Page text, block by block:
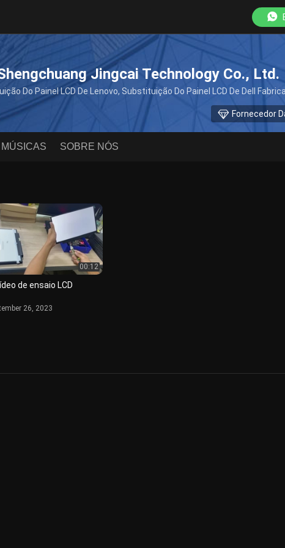
Jingcai Technology Co., Ltd.
Do Painel LCD De Lenovo, Substituição Do Painel LCD De Dell
Fornecedor
MÚSICAS SOBRE NÓS
00:12
de ensaio LCD
26, 2023